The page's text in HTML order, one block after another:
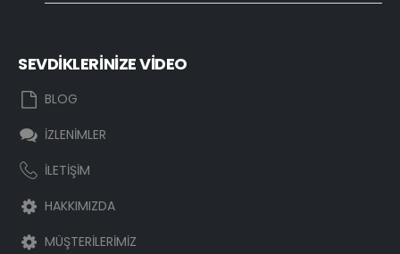
SEVDİKLERİNİZE VİDEO
BLOG
İZLENİMLER
İLETİŞİM
HAKKIMIZDA
MÜŞTERİLERİMİZ